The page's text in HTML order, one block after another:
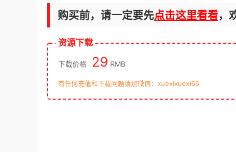
购买前，请一定要先点击这里看看，
资源下载
下载价格 29 RMB
有任何充值和下载问题请加微信：xuexixuexi66